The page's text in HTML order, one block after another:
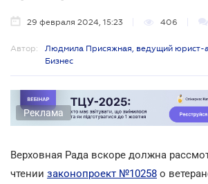
29 февраля 2024, 15:23 406
Автор:
Людмила Присяжная, ведущий юрист-
Бизнес
Реклама
Верховная Рада вскоре должна
чтении законопроект №10258 о